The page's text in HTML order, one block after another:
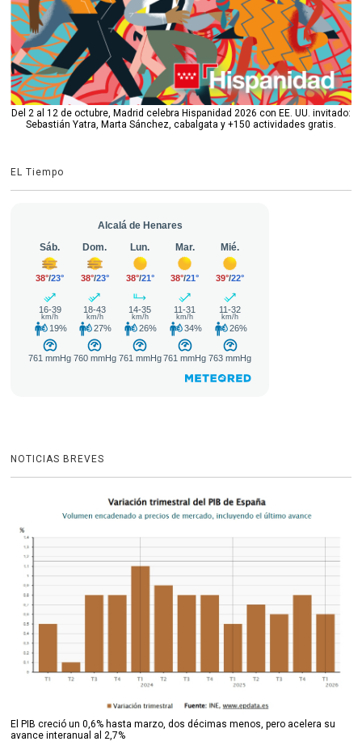
Del 2 al 12 de octubre, Madrid celebra Hispanidad 2026 con EE. UU. invitado:
Sebastián Yatra, Marta Sánchez, cabalgata y +150 actividades gratis.
EL Tiempo
NOTICIAS BREVES
El PIB creció un 0,6% hasta marzo, dos décimas menos, pero acelera su
avance interanual al 2,7%